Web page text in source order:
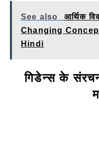
See also
आर्थिक
Changing
Hindi
गिडेन्स के